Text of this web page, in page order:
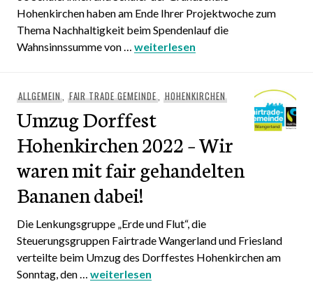
Hohenkirchen haben am Ende Ihrer Projektwoche zum
Thema Nachhaltigkeit beim Spendenlauf die
Wahnsinnssumme von … Enorme Summe erlaufen die
weiterlesen
ALLGEMEIN, FAIR TRADE GEMEINDE, HOHENKIRCHEN
Umzug Dorffest
Hohenkirchen 2022 – Wir
waren mit fair gehandelten
Bananen dabei!
Die Lenkungsgruppe „Erde und Flut“, die
Steuerungsgruppen Fairtrade Wangerland und Friesland
verteilte beim Umzug des Dorffestes Hohenkirchen am
Sonntag, den … Umzug Dorffest Hohenkirchen 2022 –
weiterlesen